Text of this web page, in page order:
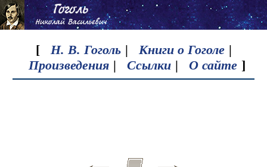
[ Н. В. Гоголь | Книги о Гоголе |
Произведения | Ссылки | О сайте ]